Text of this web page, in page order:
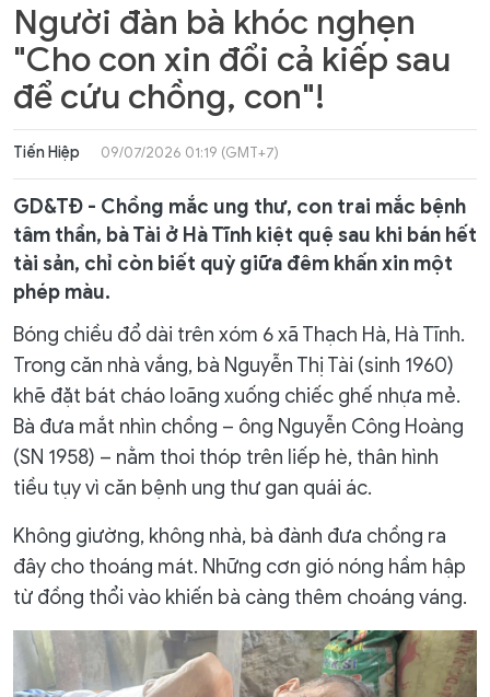
Người đàn bà khóc nghẹn
"Cho con xin đổi cả kiếp sau
để cứu chồng, con"!
Tiến Hiệp 09/07/2026 01:19 (GMT+7)
GD&TĐ - Chồng mắc ung thư, con trai mắc bệnh
tâm thần, bà Tài ở Hà Tĩnh kiệt quệ sau khi bán hết
tài sản, chỉ còn biết quỳ giữa đêm khấn xin một
phép màu.
Bóng chiều đổ dài trên xóm 6 xã Thạch Hà, Hà Tĩnh.
Trong căn nhà vắng, bà Nguyễn Thị Tài (sinh 1960)
khẽ đặt bát cháo loãng xuống chiếc ghế nhựa mẻ.
Bà đưa mắt nhìn chồng – ông Nguyễn Công Hoàng
(SN 1958) – nằm thoi thóp trên liếp hè, thân hình
tiều tụy vì căn bệnh ung thư gan quái ác.
Không giường, không nhà, bà đành đưa chồng ra
đây cho thoáng mát. Những cơn gió nóng hầm hập
từ đồng thổi vào khiến bà càng thêm choáng váng.